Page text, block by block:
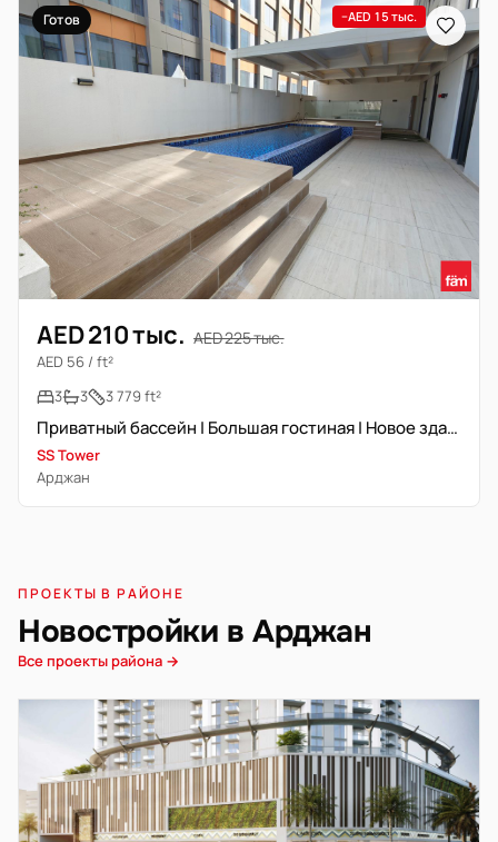
Готов −AED 15 тыс.
AED 210 тыс. AED 225 тыс.
AED 56 / ft²
3
3 3 779 ft²
Приватный бассейн | Большая гостиная | Новое здание
SS Tower
Арджан
ПРОЕКТЫ В РАЙОНЕ
Новостройки в Арджан
Все проекты района →